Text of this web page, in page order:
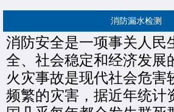
消防漏水检测
消防安全是一项事关人民
全、社会稳定和经济发展
火灾事故是现代社会危害
频繁的灾害，据近年统计